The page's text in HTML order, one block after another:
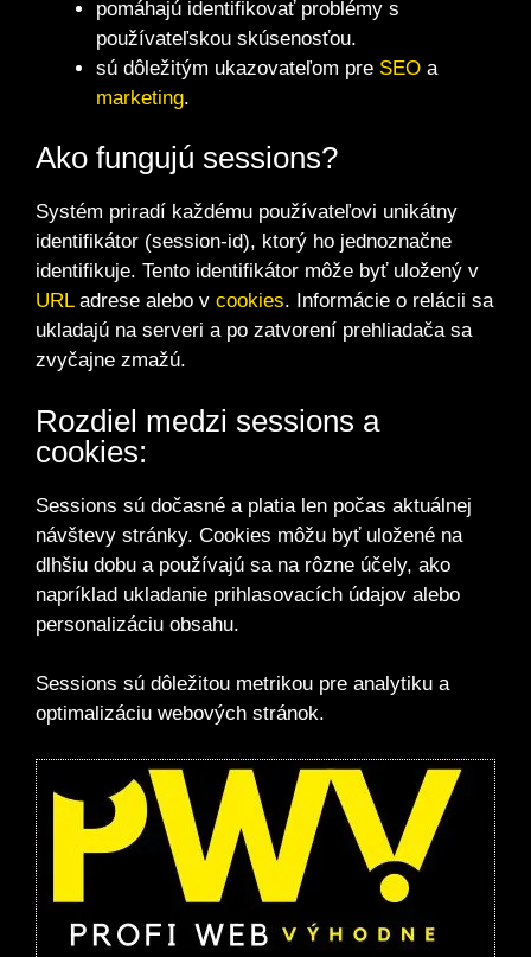
pomáhajú identifikovať problémy s
používateľskou skúsenosťou.
sú dôležitým ukazovateľom pre SEO a
marketing.
Ako fungujú sessions?
Systém priradí každému používateľovi unikátny
identifikátor (session-id), ktorý ho jednoznačne
identifikuje. Tento identifikátor môže byť uložený v
URLadrese alebo v cookies. Informácie o relácii sa
ukladajú na serveri a po zatvorení prehliadača sa
zvyčajne zmažú.
Rozdiel medzi sessions a
cookies:
Sessions sú dočasné a platia len počas aktuálnej
návštevy stránky. Cookies môžu byť uložené na
dlhšiu dobu a používajú sa na rôzne účely, ako
napríklad ukladanie prihlasovacích údajov alebo
personalizáciu obsahu.
Sessions sú dôležitou metrikou pre analytiku a
optimalizáciu webových stránok.